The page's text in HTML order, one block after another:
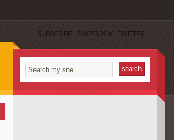
SUBSCRIBE FACEBOOK TWITTER